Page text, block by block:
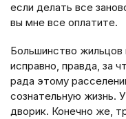
если делать все
вы мне все оплатите.
Большинство жильцов
исправно, правда, за
рада этому
сознательную жизнь.
дворик. Конечно же,